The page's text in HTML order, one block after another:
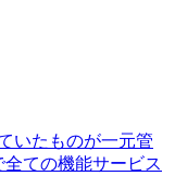
いたものが一元管
ての機能サービス